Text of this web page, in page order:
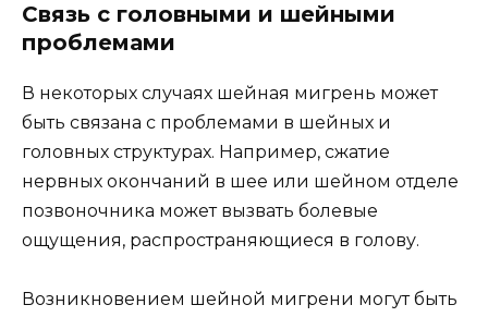
Связь с головными и шейными
проблемами
В некоторых случаях шейная мигрень может
быть связана с проблемами в шейных и
головных структурах. Например, сжатие
нервных окончаний в шее или шейном отделе
позвоночника может вызвать болевые
ощущения, распространяющиеся в голову.
Возникновением шейной мигрени могут быть